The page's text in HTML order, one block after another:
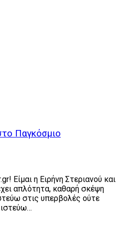
Παγκόσμιο
Είμαι η Ειρήνη Στεριανού και
απλότητα, καθαρή σκέψη
στις υπερβολές ούτε